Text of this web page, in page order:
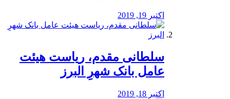
اکتبر 19, 2019
سلطانی مقدم، ریاست هیئت
عامل بانک شهرِ البرز
اکتبر 18, 2019